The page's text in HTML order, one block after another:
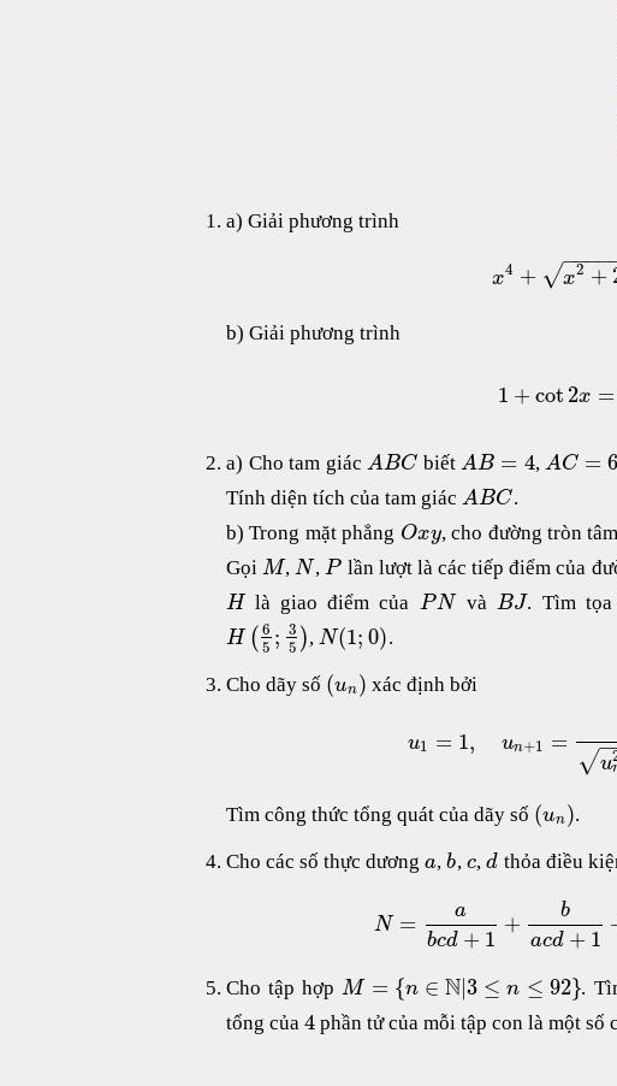
a) Giải phương trình
x4 + x2 +
−−−−
√
b) Giải phương trình
1 + cot2x =
a) Cho tam giác ABC biết AB = 4, AC = 6
Tính diện tích của tam giác ABC.
b) Trong mặt phẳng Oxy, cho đường tròn tâm
Gọi M, N , P lần lượt là các tiếp điểm của
Hlà giao điểm của PNvà BJ. Tìm
H ( 6
5 ; 3
5 ), N(1; 0).
Cho dãy số (un ) xác định bởi
u1 = 1, un+1 =
u
−
√
Tìm công thức tổng quát của dãy số (un ).
Cho các số thực dương a,b, c,d thỏa điều
N =
a
bcd + 1
+
b
acd + 1
Cho tập hợp M = {n ∈ N|3 ≤ n ≤ 92}.
tổng của 4 phần tử của mỗi tập con là một số